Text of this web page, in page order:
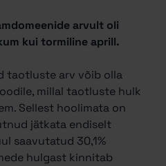
arvult oli
kui tormiline aprill.
taotluste arv võib olla
millal taotluste hulk
Sellest hoolimata on
jätkata endiselt
saavutatud 30,1%
hulgast kinnitab